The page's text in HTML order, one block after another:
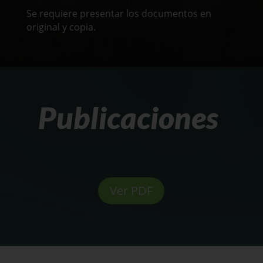
Se requiere presentar los documentos en
original y copia.
Publicaciones
Ver PDF